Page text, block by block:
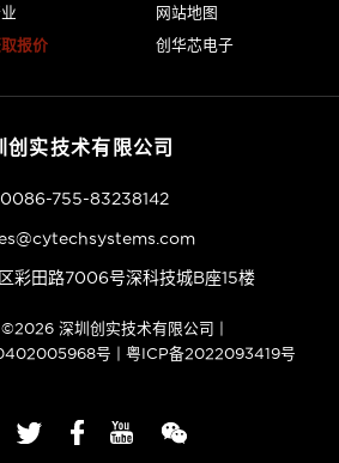
报价
网站地图
创华芯电子
创实技术有限公司
0086-755-83238142
彩田路7006号深科技城B座15楼
深圳创实技术有限公司 |
号 | 粤ICP备2022093419号